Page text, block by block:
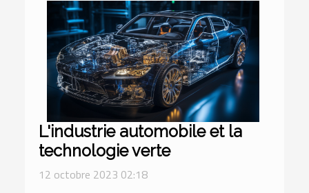
L'industrie automobile et la
technologie verte
12 octobre 2023 02:18